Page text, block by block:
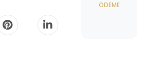
ÖDEME